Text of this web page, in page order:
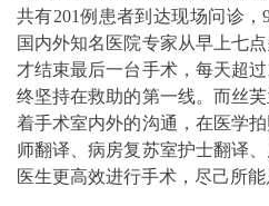
共有201例患者到达现场问诊，
国内外知名医院专家从早上七
才结束最后一台手术，每天超
终坚持在救助的第一线。而丝
着手术室内外的沟通，在医学
师翻译、病房复苏室护士翻译
医生更高效进行手术，尽己所能